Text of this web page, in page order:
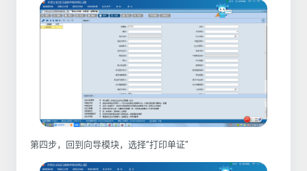
第四步，回到向导模块，选择“打印单证”